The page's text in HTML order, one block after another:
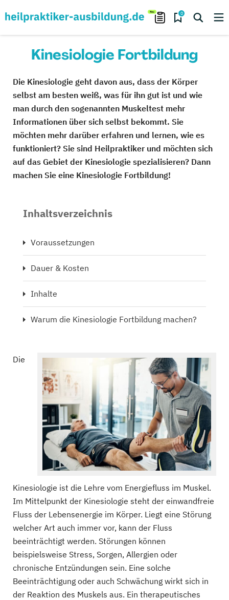
0
Kinesiologie Fortbildung
Die Kinesiologie geht davon aus, dass der Körper
selbst am besten weiß, was für ihn gut ist und wie
man durch den sogenannten Muskeltest mehr
Informationen über sich selbst bekommt. Sie
möchten mehr darüber erfahren und lernen, wie es
funktioniert? Sie sind Heilpraktiker und möchten sich
auf das Gebiet der Kinesiologie spezialisieren? Dann
machen Sie eine Kinesiologie Fortbildung!
Inhaltsverzeichnis
Voraussetzungen
Dauer & Kosten
Inhalte
Warum die Kinesiologie Fortbildung machen?
Die
Kinesiologie ist die Lehre vom Energiefluss im Muskel.
Im Mittelpunkt der Kinesiologie steht der einwandfreie
Fluss der Lebensenergie im Körper. Liegt eine Störung
welcher Art auch immer vor, kann der Fluss
beeinträchtigt werden. Störungen können
beispielsweise Stress, Sorgen, Allergien oder
chronische Entzündungen sein. Eine solche
Beeinträchtigung oder auch Schwächung wirkt sich in
der Reaktion des Muskels aus. Ein therapeutisches